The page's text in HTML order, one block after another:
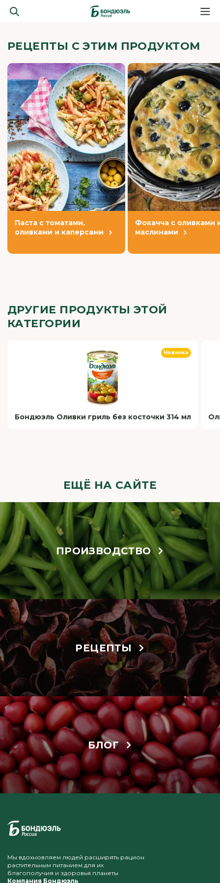
РЕЦЕПТЫ С ЭТИМ ПРОДУКТОМ
Паста с томатами,
оливками и каперсами
Фокачча с оливками
маслинами
ДРУГИЕ ПРОДУКТЫ ЭТОЙ
КАТЕГОРИИ
Новинка
Бондюэль Оливки гриль без косточки 314 мл
ЕЩЁ НА САЙТЕ
ПРОИЗВОДСТВО
РЕЦЕПТЫ
БЛОГ
Мы вдохновляем людей расширять рацион
растительным питанием для их
благополучия и здоровья планеты
Компания Бондюэль